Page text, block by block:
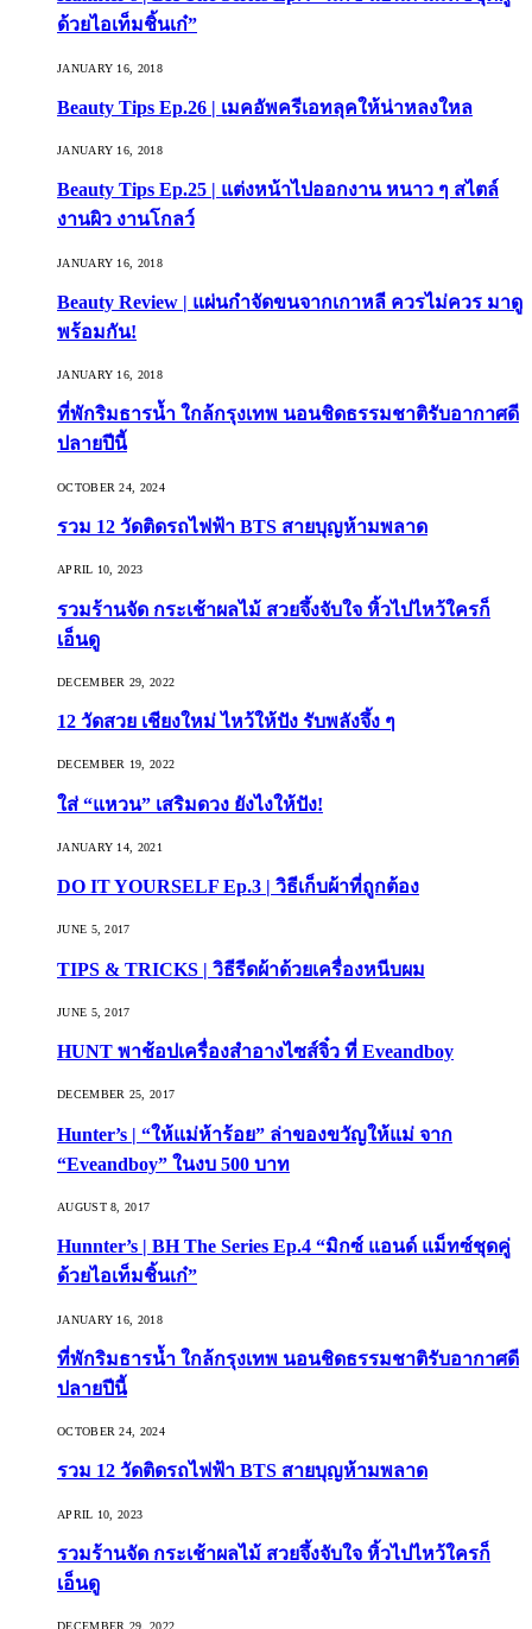
ด้วยไอเท็มชิ้นเก๋”
JANUARY 16, 2018
Beauty Tips Ep.26 | เมคอัพครีเอทลุคให้น่าหลงใหล
JANUARY 16, 2018
Beauty Tips Ep.25 | แต่งหน้าไปออกงาน หนาว ๆ สไตล์
งานผิว งานโกลว์
JANUARY 16, 2018
Beauty Review | แผ่นกำจัดขนจากเกาหลี ควรไม่ควร มาดู
พร้อมกัน!
JANUARY 16, 2018
ที่พักริมธารน้ำ ใกล้กรุงเทพ นอนชิดธรรมชาติรับอากาศดี
ปลายปีนี้
OCTOBER 24, 2024
รวม 12 วัดติดรถไฟฟ้า BTS สายบุญห้ามพลาด
APRIL 10, 2023
รวมร้านจัด กระเช้าผลไม้ สวยจึ้งจับใจ หิ้วไปไหว้ใครก็
เอ็นดู
DECEMBER 29, 2022
12 วัดสวย เชียงใหม่ ไหว้ให้ปัง รับพลังจึ้ง ๆ
DECEMBER 19, 2022
ใส่ “แหวน” เสริมดวง ยังไงให้ปัง!
JANUARY 14, 2021
DO IT YOURSELF Ep.3 | วิธีเก็บผ้าที่ถูกต้อง
JUNE 5, 2017
TIPS & TRICKS | วิธีรีดผ้าด้วยเครื่องหนีบผม
JUNE 5, 2017
HUNT พาช้อปเครื่องสำอางไซส์จิ๋ว ที่ Eveandboy
DECEMBER 25, 2017
Hunter’s | “ให้แม่ห้าร้อย” ล่าของขวัญให้แม่ จาก
“Eveandboy” ในงบ 500 บาท
AUGUST 8, 2017
Hunnter’s | BH The Series Ep.4 “มิกซ์ แอนด์ แม็ทซ์ชุดคู่
ด้วยไอเท็มชิ้นเก๋”
JANUARY 16, 2018
ที่พักริมธารน้ำ ใกล้กรุงเทพ นอนชิดธรรมชาติรับอากาศดี
ปลายปีนี้
OCTOBER 24, 2024
รวม 12 วัดติดรถไฟฟ้า BTS สายบุญห้ามพลาด
APRIL 10, 2023
รวมร้านจัด กระเช้าผลไม้ สวยจึ้งจับใจ หิ้วไปไหว้ใครก็
เอ็นดู
DECEMBER 29, 2022